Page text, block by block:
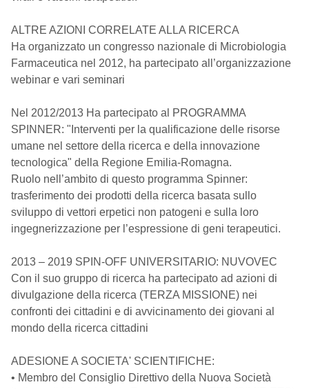
ALTRE AZIONI CORRELATE ALLA RICERCA
Ha organizzato un congresso nazionale di Microbiologia
Farmaceutica nel 2012, ha partecipato all’organizzazione
webinar e vari seminari
Nel 2012/2013 Ha partecipato al PROGRAMMA
SPINNER: "Interventi per la qualificazione delle risorse
umane nel settore della ricerca e della innovazione
tecnologica" della Regione Emilia-Romagna.
Ruolo nell’ambito di questo programma Spinner:
trasferimento dei prodotti della ricerca basata sullo
sviluppo di vettori erpetici non patogeni e sulla loro
ingegnerizzazione per l’espressione di geni terapeutici.
2013 – 2019 SPIN-OFF UNIVERSITARIO: NUVOVEC
Con il suo gruppo di ricerca ha partecipato ad azioni di
divulgazione della ricerca (TERZA MISSIONE) nei
confronti dei cittadini e di avvicinamento dei giovani al
mondo della ricerca cittadini
ADESIONE A SOCIETA' SCIENTIFICHE:
• Membro del Consiglio Direttivo della Nuova Società